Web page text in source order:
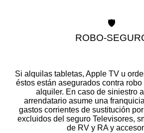
🛡️
ROBO-
Si alquilas tabletas, Apple TV u
éstos están asegurados contra
alquiler. En caso de siniestro
arrendatario asume una
gastos corrientes de sustitución
excluidos del seguro Televisores,
de RV y RA y